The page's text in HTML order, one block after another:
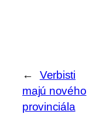
←
Verbisti
majú nového
provinciála